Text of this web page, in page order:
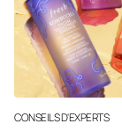
CONSEILS D'EXPERTS